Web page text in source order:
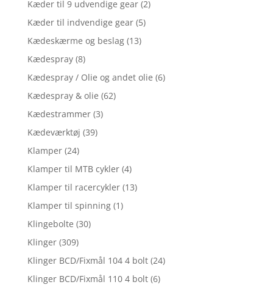
Kæder til 9 udvendige gear (2)
Kæder til indvendige gear (5)
Kædeskærme og beslag (13)
Kædespray (8)
Kædespray / Olie og andet olie (6)
Kædespray & olie (62)
Kædestrammer (3)
Kædeværktøj (39)
Klamper (24)
Klamper til MTB cykler (4)
Klamper til racercykler (13)
Klamper til spinning (1)
Klingebolte (30)
Klinger (309)
Klinger BCD/Fixmål 104 4 bolt (24)
Klinger BCD/Fixmål 110 4 bolt (6)